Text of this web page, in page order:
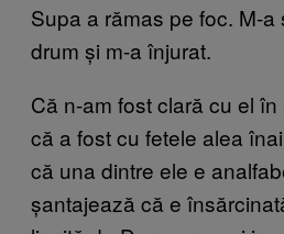
Supa a rămas pe foc. M-
drum și m-a înjurat.
Că n-am fost clară cu el
că a fost cu fetele alea
că una dintre ele e
șantajează că e